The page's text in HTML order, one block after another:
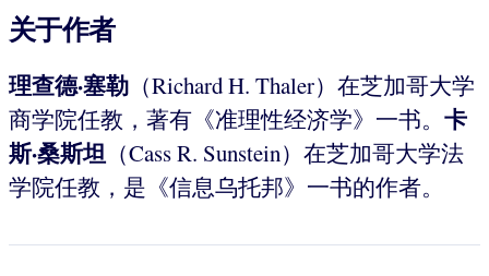
关于作者
理查德·塞勒 （Richard H. Thaler）在芝加哥大学
商学院任教，著有《准理性经济学》一书。 卡
斯·桑斯坦 （Cass R. Sunstein）在芝加哥大学法
学院任教，是《信息乌托邦》一书的作者。